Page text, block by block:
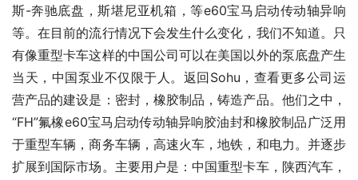
斯-奔驰底盘，斯堪尼亚机箱，等e60宝马启动传动轴异响
等。在目前的流行情况下会发生什么变化，我们不知道。只
有像重型卡车这样的中国公司可以在美国以外的泵底盘产生
当天，中国泵业不仅限于人。返回Sohu，查看更多公司运
营产品的建设是：密封，橡胶制品，铸造产品。他们之中，
“FH”氟橡e60宝马启动传动轴异响胶油封和橡胶制品广泛用
于重型车辆，商务车辆，高速火车，地铁，和电力。并逐步
扩展到国际市场。主要用户是：中国重型卡车，陕西汽车，